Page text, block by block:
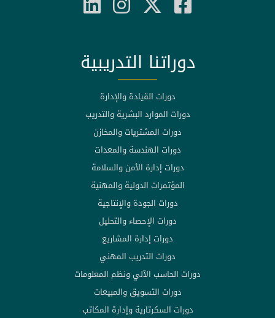
دوراتنا التدريبية
دورات القيادة والإدارة
دورات الموارد البشرية والتدريب
دورات المشتريات والمخازن
دورات الهندسة والمعدات
دورات إدارة الأمن والسلامة
المؤتمرات الدولية والمهنية
دورات الجودة والإنتاجية
دورات الإحصاء والتحليل
دورات إدارة المشاريع
دورات التدريب المهني
دورات الحاسب الآلي ونظم المعلومات
دورات التسويق والمبيعات
دورات السكرتارية وإدارة المكاتب